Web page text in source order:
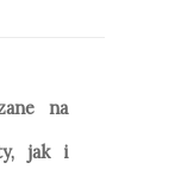
na
jak i